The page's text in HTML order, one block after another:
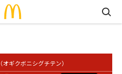
（オギクボニシグチテン）